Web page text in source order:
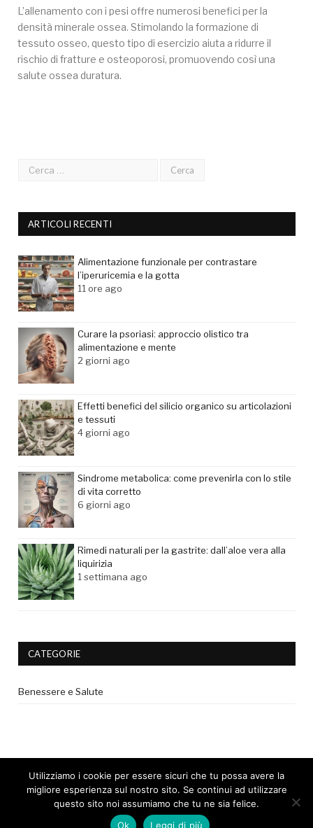
L’allenamento con i pesi offre numerosi benefici per la
densità minerale ossea. Stimolando la formazione di
tessuto osseo, questo tipo di esercizio aiuta a ridurre il
rischio di fratture e osteoporosi, promuovendo così una
salute ossea duratura.
ARTICOLI RECENTI
Alimentazione funzionale per contrastare
l’iperuricemia e la gotta
11 ore ago
Curare la psoriasi: approccio olistico tra
alimentazione e mente
2 giorni ago
Effetti benefici del silicio organico su articolazioni
e tessuti
4 giorni ago
Sindrome metabolica: come prevenirla con lo stile
di vita corretto
6 giorni ago
Rimedi naturali per la gastrite: dall’aloe vera alla
liquirizia
1 settimana ago
CATEGORIE
Benessere e Salute
© 2017 - Tutti i diritti riservati. |Privacy Policy
Utilizziamo i cookie per essere sicuri che tu possa avere la
migliore esperienza sul nostro sito. Se continui ad utilizzare
questo sito noi assumiamo che tu ne sia felice.
Ok
Leggi di più